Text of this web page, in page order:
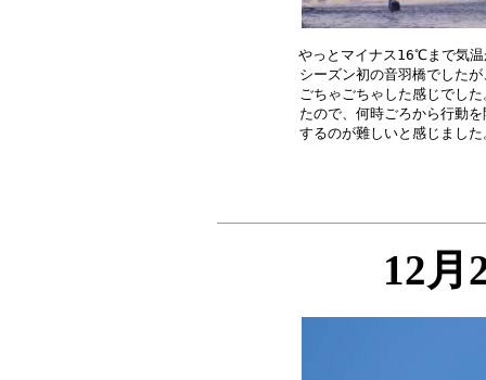
やっとマイナス16℃まで気
シーズン初の音羽橋でした
ごちゃごちゃした感じでし
たので、何時ごろから行動
12月